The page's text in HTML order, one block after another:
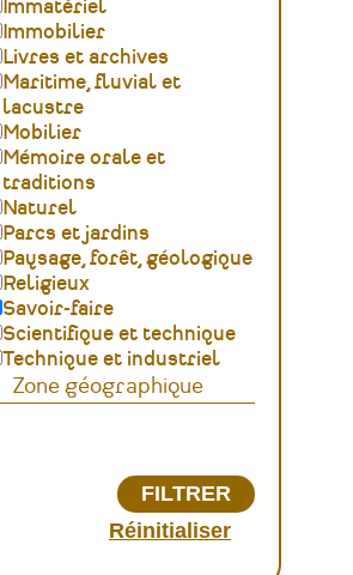
Immatériel
Immobilier
Livres et archives
Maritime, fluvial et
lacustre
Mobilier
Mémoire orale et
traditions
Naturel
Parcs et jardins
Paysage, forêt, géologique
Religieux
Savoir-faire
Scientifique et technique
Technique et industriel
Zone géographique